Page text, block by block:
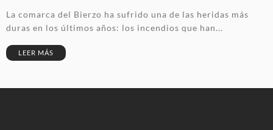
La comarca del Bierzo ha sufrido una de las heridas más
duras en los últimos años: los incendios que han...
LEER MÁS